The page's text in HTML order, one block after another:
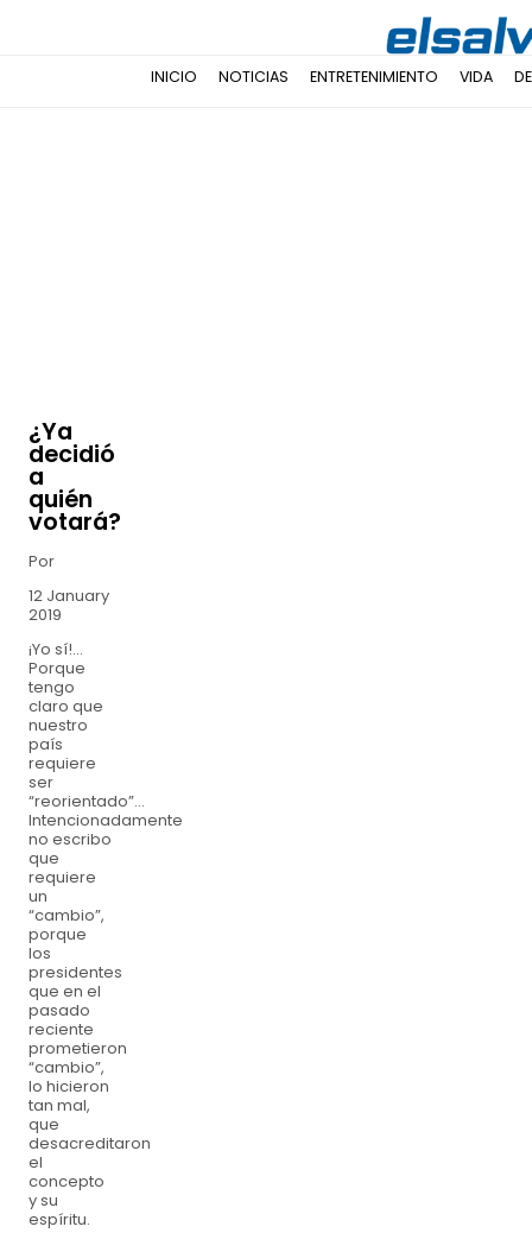
INICIO NOTICIAS ENTRETENIMIENTO VIDA
¿Ya
decidió
a
quién
votará?
Por
12 January
2019
¡Yo sí!...
Porque
tengo
claro que
nuestro
país
requiere
ser
“reorientado”…
Intencionadamente
no escribo
que
requiere
un
“cambio”,
porque
los
presidentes
que en el
pasado
reciente
prometieron
“cambio”,
lo hicieron
tan mal,
que
desacreditaron
el
concepto
y su
espíritu.